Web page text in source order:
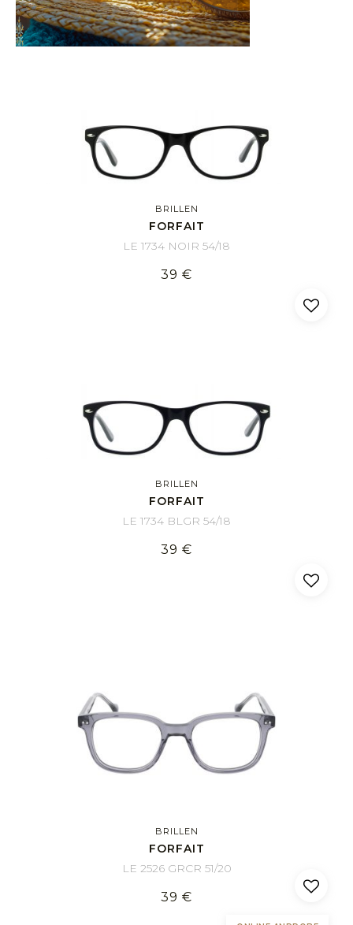
BRILLEN
FORFAIT
LE 1734 NOIR 54/18
39 €
BRILLEN
FORFAIT
LE 1734 BLGR 54/18
39 €
BRILLEN
FORFAIT
LE 2526 GRCR 51/20
39 €